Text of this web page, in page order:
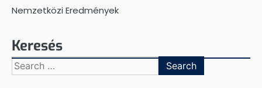
Nemzetközi Eredmények
Keresés
Search
for: